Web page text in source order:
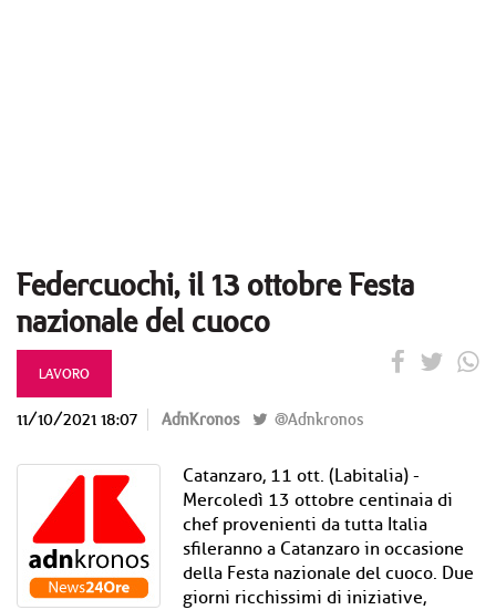
Federcuochi, il 13 ottobre Festa
nazionale del cuoco
LAVORO
11/10/2021 18:07 AdnKronos @Adnkronos
Catanzaro, 11 ott. (Labitalia) -
Mercoledì 13 ottobre centinaia di
chef provenienti da tutta Italia
sfileranno a Catanzaro in occasione
della Festa nazionale del cuoco. Due
giorni ricchissimi di iniziative,